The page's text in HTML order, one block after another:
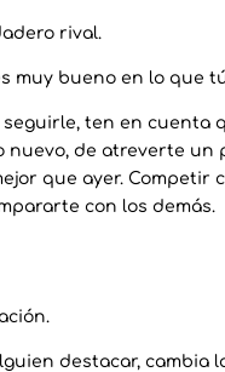
rival.
muy bueno en lo que
seguirle, ten en
nuevo, de atreverte un
que ayer. Competir
con los demás.
destacar, cambia